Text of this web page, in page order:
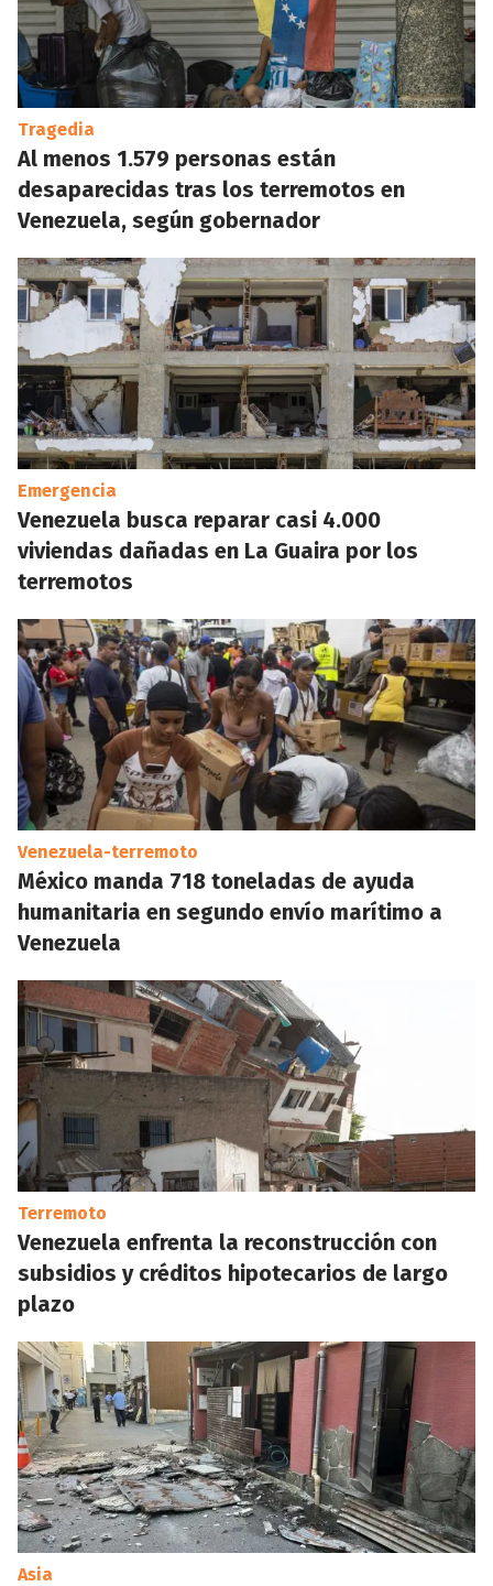
Tragedia
Al menos 1.579 personas están
desaparecidas tras los terremotos en
Venezuela, según gobernador
Emergencia
Venezuela busca reparar casi 4.000
viviendas dañadas en La Guaira por los
terremotos
Venezuela-terremoto
México manda 718 toneladas de ayuda
humanitaria en segundo envío marítimo a
Venezuela
Terremoto
Venezuela enfrenta la reconstrucción con
subsidios y créditos hipotecarios de largo
plazo
Asia